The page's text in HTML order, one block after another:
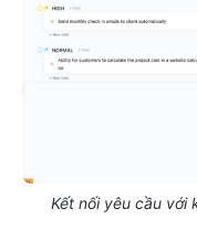
Kết nối yêu cầu với